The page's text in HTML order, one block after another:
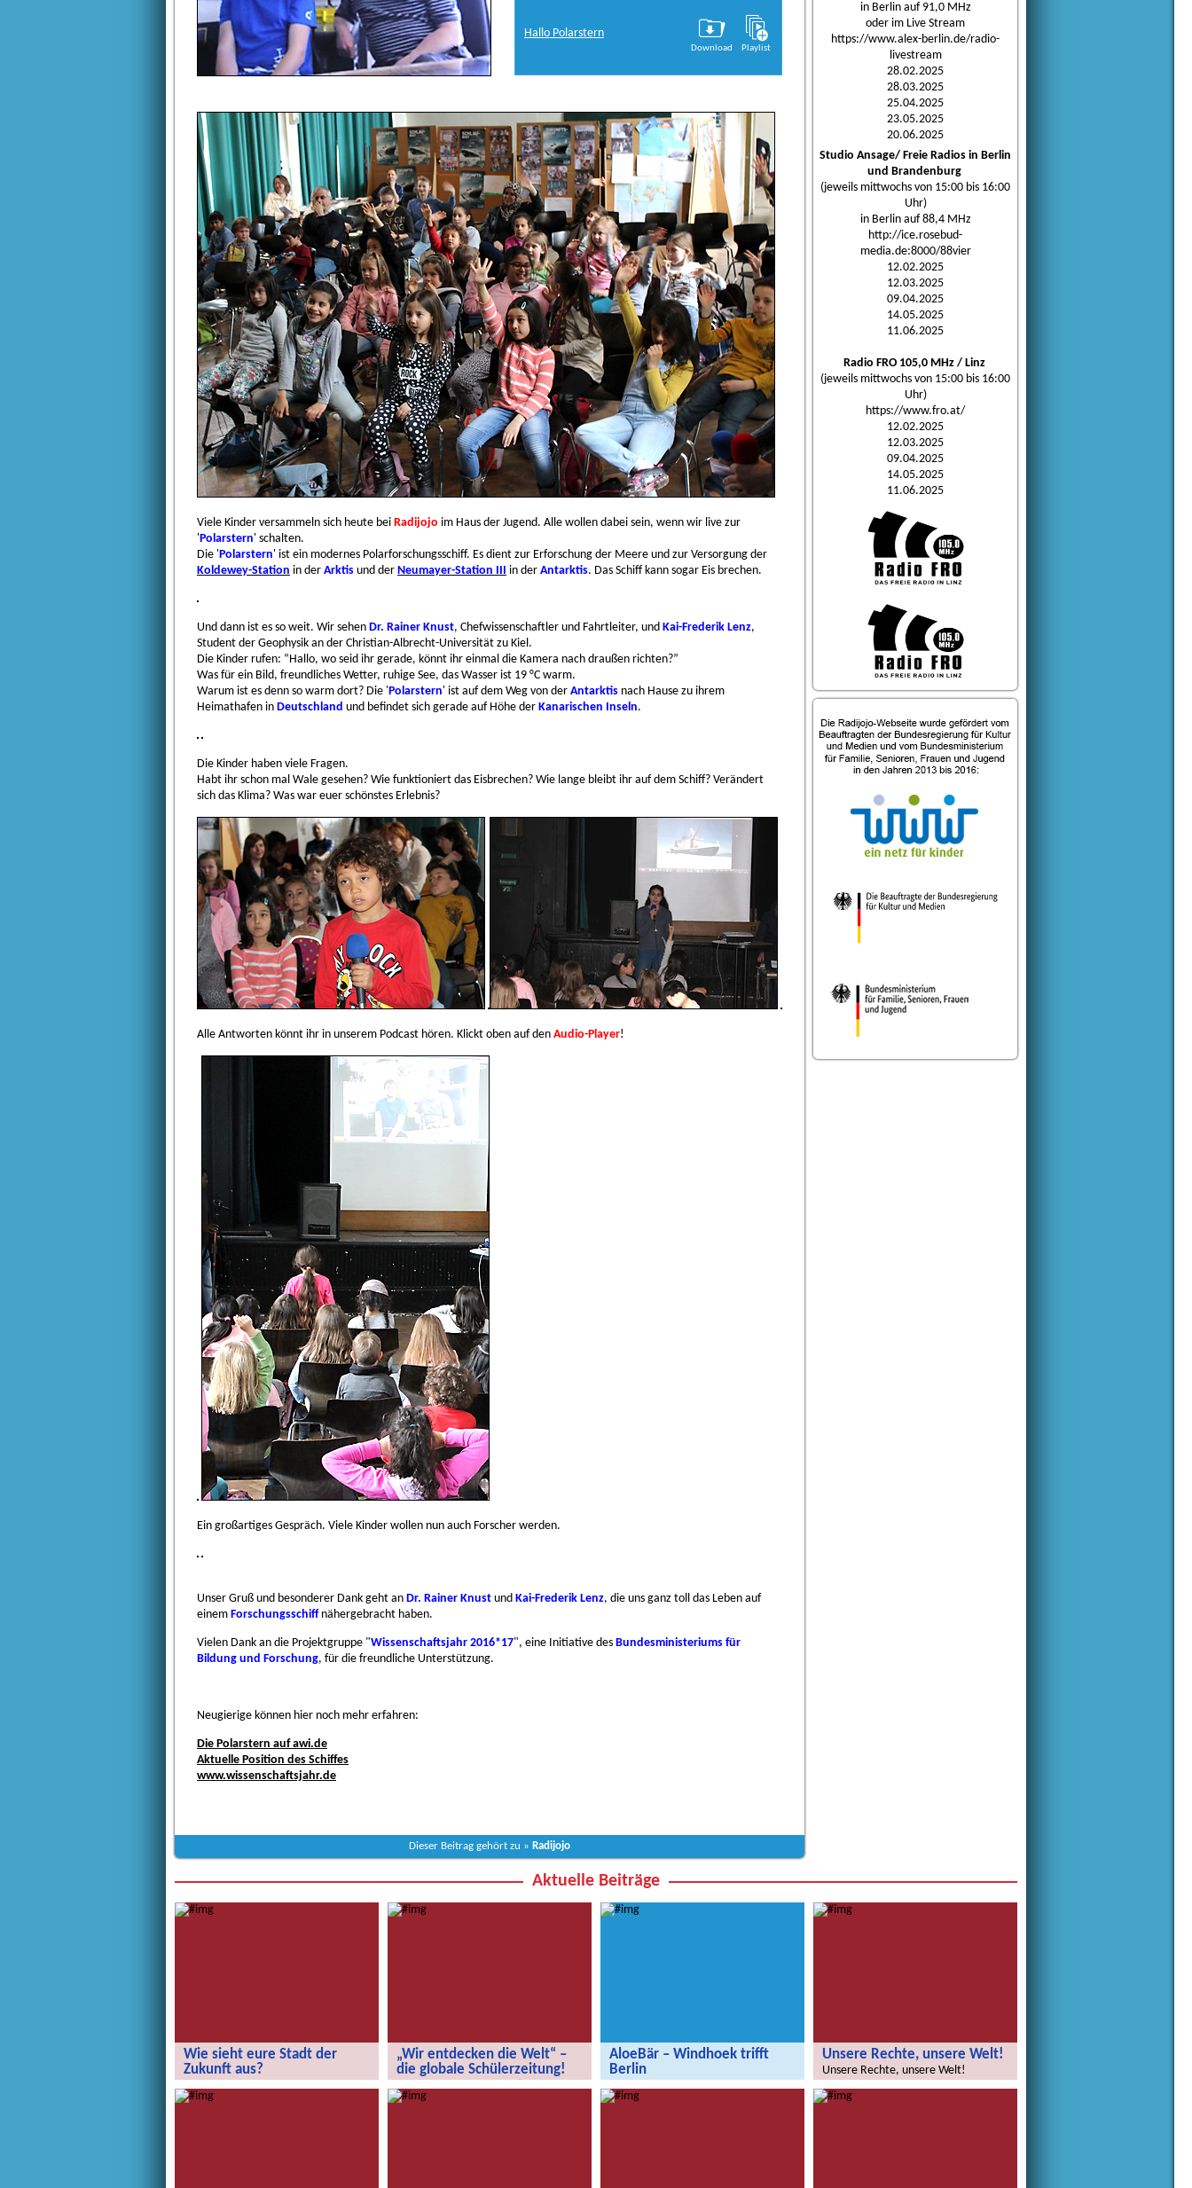
Hallo Polarstern
Playlist
Download
Viele Kinder versammeln sich heute bei Radijojo im Haus der Jugend. Alle wollen dabei sein, wenn wir live zur
'Polarstern' schalten.
Die 'Polarstern' ist ein modernes Polarforschungsschiff. Es dient zur Erforschung der Meere und zur Versorgung der
Koldewey-Station in der Arktis und der Neumayer-Station III in der Antarktis. Das Schiff kann sogar Eis brechen.
Und dann ist es so weit. Wir sehen Dr. Rainer Knust, Chefwissenschaftler und Fahrtleiter, und Kai-Frederik Lenz,
Student der Geophysik an der Christian-Albrecht-Universität zu Kiel.
Die Kinder rufen: “Hallo, wo seid ihr gerade, könnt ihr einmal die Kamera nach draußen richten?”
Was für ein Bild, freundliches Wetter, ruhige See, das Wasser ist 19 °C warm.
Warum ist es denn so warm dort? Die 'Polarstern' ist auf dem Weg von der Antarktis nach Hause zu ihrem
Heimathafen in Deutschland und befindet sich gerade auf Höhe der Kanarischen Inseln.
Die Kinder haben viele Fragen.
Habt ihr schon mal Wale gesehen? Wie funktioniert das Eisbrechen? Wie lange bleibt ihr auf dem Schiff? Verändert
sich das Klima? Was war euer schönstes Erlebnis?
Alle Antworten könnt ihr in unserem Podcast hören. Klickt oben auf den Audio-Player!
Ein großartiges Gespräch. Viele Kinder wollen nun auch Forscher werden.
Unser Gruß und besonderer Dank geht an Dr. Rainer Knust und Kai-Frederik Lenz, die uns ganz toll das Leben auf
einem Forschungsschiffnähergebracht haben.
Vielen Dank an die Projektgruppe "Wissenschaftsjahr 2016*17", eine Initiative des Bundesministeriums für
Bildung und Forschung, für die freundliche Unterstützung.
Neugierige können hier noch mehr erfahren:
Die Polarstern auf awi.de
Aktuelle Position des Schiffes
www.wissenschaftsjahr.de
Dieser Beitrag gehört zu » Radijojo
in Berlin auf 91,0 MHz
oder im Live Stream
https://www.alex-berlin.de/radio-
livestream
28.02.2025
28.03.2025
25.04.2025
23.05.2025
20.06.2025
Studio Ansage/ Freie Radios in Berlin
und Brandenburg
(jeweils mittwochs von 15:00 bis 16:00
Uhr)
in Berlin auf 88,4 MHz
http://ice.rosebud-
media.de:8000/88vier
12.02.2025
12.03.2025
09.04.2025
14.05.2025
11.06.2025
Radio FRO 105,0 MHz / Linz
(jeweils mittwochs von 15:00 bis 16:00
Uhr)
https://www.fro.at/
12.02.2025
12.03.2025
09.04.2025
14.05.2025
11.06.2025
Aktuelle Beiträge
Wie sieht eure Stadt der
Zukunft aus?
Wie sieht eure Stadt der Zukunft aus?
„Wir entdecken die Welt“ –
die globale Schülerzeitung!
„Wir entdecken die Welt“ – die
globale Schülerzeitung!
AloeBär – Windhoek trifft
Berlin
AloeBär – Windhoek trifft Berlin
Unsere Rechte, unsere Welt!
Unsere Rechte, unsere Welt!